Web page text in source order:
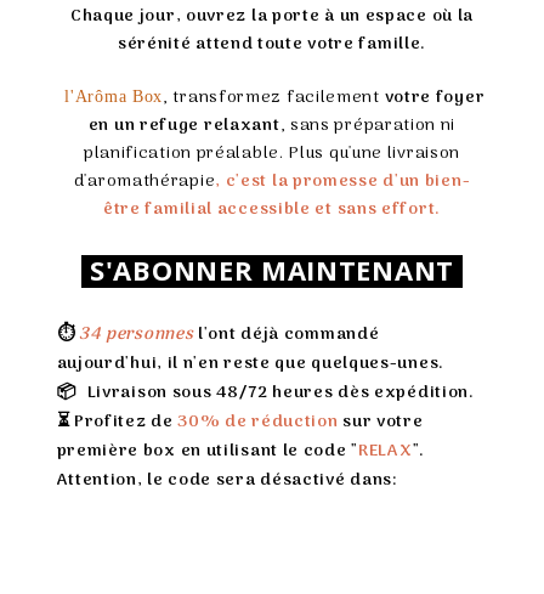
Chaque jour, ouvrez la porte à un espace où la
sérénité attend toute votre famille.
l'Arôma Box, transformez facilement votre foyer
en un refuge relaxant, sans préparation ni
planification préalable. Plus qu'une livraison
d'aromathérapie, c'est la promesse d'un bien-
être familial accessible et sans effort.
S'ABONNER MAINTENANT
⏱️34 personnesl'ont déjà commandé
aujourd'hui, il n'en reste que quelques-unes.
📦 Livraison sous 48/72 heures dès expédition.
⏳Profitez de30% de réduction sur votre
première box en utilisant le code "RELAX".
Attention, le code sera désactivé dans: